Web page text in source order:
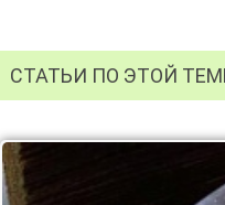
СТАТЬИ ПО ЭТОЙ